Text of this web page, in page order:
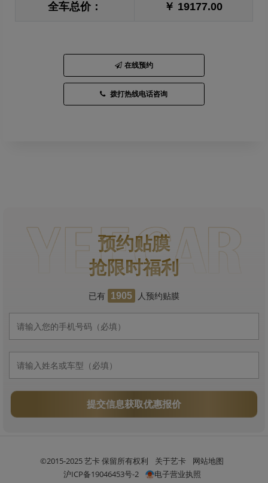
全车总价： ￥ 19177.00
在线预约
拨打热线电话咨询
预约贴膜
抢限时福利
已有 1905 人预约贴膜
提交信息获取优惠报价
©2015-2025 艺卡 保留所有权利 关于艺卡
网站地图
沪ICP备19046453号-2
电子营业执照